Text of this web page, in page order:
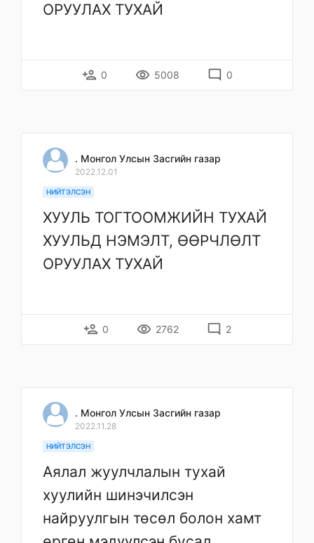
ОРУУЛАХ ТУХАЙ
person_add 0 remove_red_eye 5008 mode_comment 0
. Монгол Улсын Засгийн газар
2022.12.01
НИЙТЭЛСЭН
ХУУЛЬ ТОГТООМЖИЙН ТУХАЙ
ХУУЛЬД НЭМЭЛТ, ӨӨРЧЛӨЛТ
ОРУУЛАХ ТУХАЙ
person_add 0 remove_red_eye 2762 mode_comment 2
. Монгол Улсын Засгийн газар
2022.11.28
НИЙТЭЛСЭН
Аялал жуулчлалын тухай
хуулийн шинэчилсэн
найруулгын төсөл болон хамт